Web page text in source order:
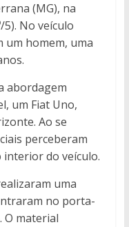
(MG), na
No veículo
um homem, uma
abordagem
um Fiat Uno,
Ao se
perceberam
do veículo.
uma
no porta-
O material